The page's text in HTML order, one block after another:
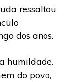
ressaltou
dos anos.
humildade.
do povo,